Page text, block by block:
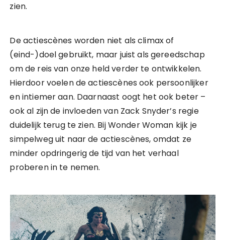
zien.
De actiescènes worden niet als climax of
(eind-)doel gebruikt, maar juist als gereedschap
om de reis van onze held verder te ontwikkelen.
Hierdoor voelen de actiescènes ook persoonlijker
en intiemer aan. Daarnaast oogt het ook beter –
ook al zijn de invloeden van Zack Snyder’s regie
duidelijk terug te zien. Bij Wonder Woman kijk je
simpelweg uit naar de actiescènes, omdat ze
minder opdringerig de tijd van het verhaal
proberen in te nemen.